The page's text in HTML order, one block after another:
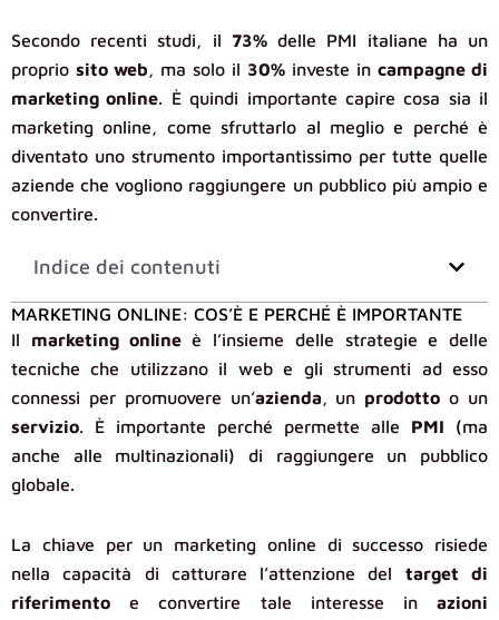
Secondo recenti studi, il 73%delle PMI italiane ha un
proprio sito web, ma solo il 30% investe in campagne di
marketing online. È quindi importante capire cosa sia il
marketing online, come sfruttarlo al meglio e perché è
diventato uno strumento importantissimo per tutte quelle
aziende che vogliono raggiungere un pubblico più ampio e
convertire.
Indice dei contenuti
MARKETING ONLINE: COS’È E PERCHÉ È IMPORTANTE
Il marketing onlineè l’insieme delle strategie e delle
tecniche che utilizzano il web e gli strumenti ad esso
connessi per promuovere un’azienda, un prodotto o un
servizio. È importante perché permette alle PMI (ma
anche alle multinazionali) di raggiungere un pubblico
globale.
La chiave per un marketing online di successo risiede
nella capacità di catturare l’attenzione del target
di
riferimento e convertire tale interesse in azioni